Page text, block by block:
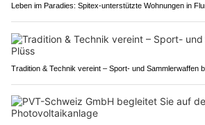
Leben im Paradies: Spitex-unterstützte Wohnungen in
Tradition & Technik vereint – Sport- und Sammlerwaffen